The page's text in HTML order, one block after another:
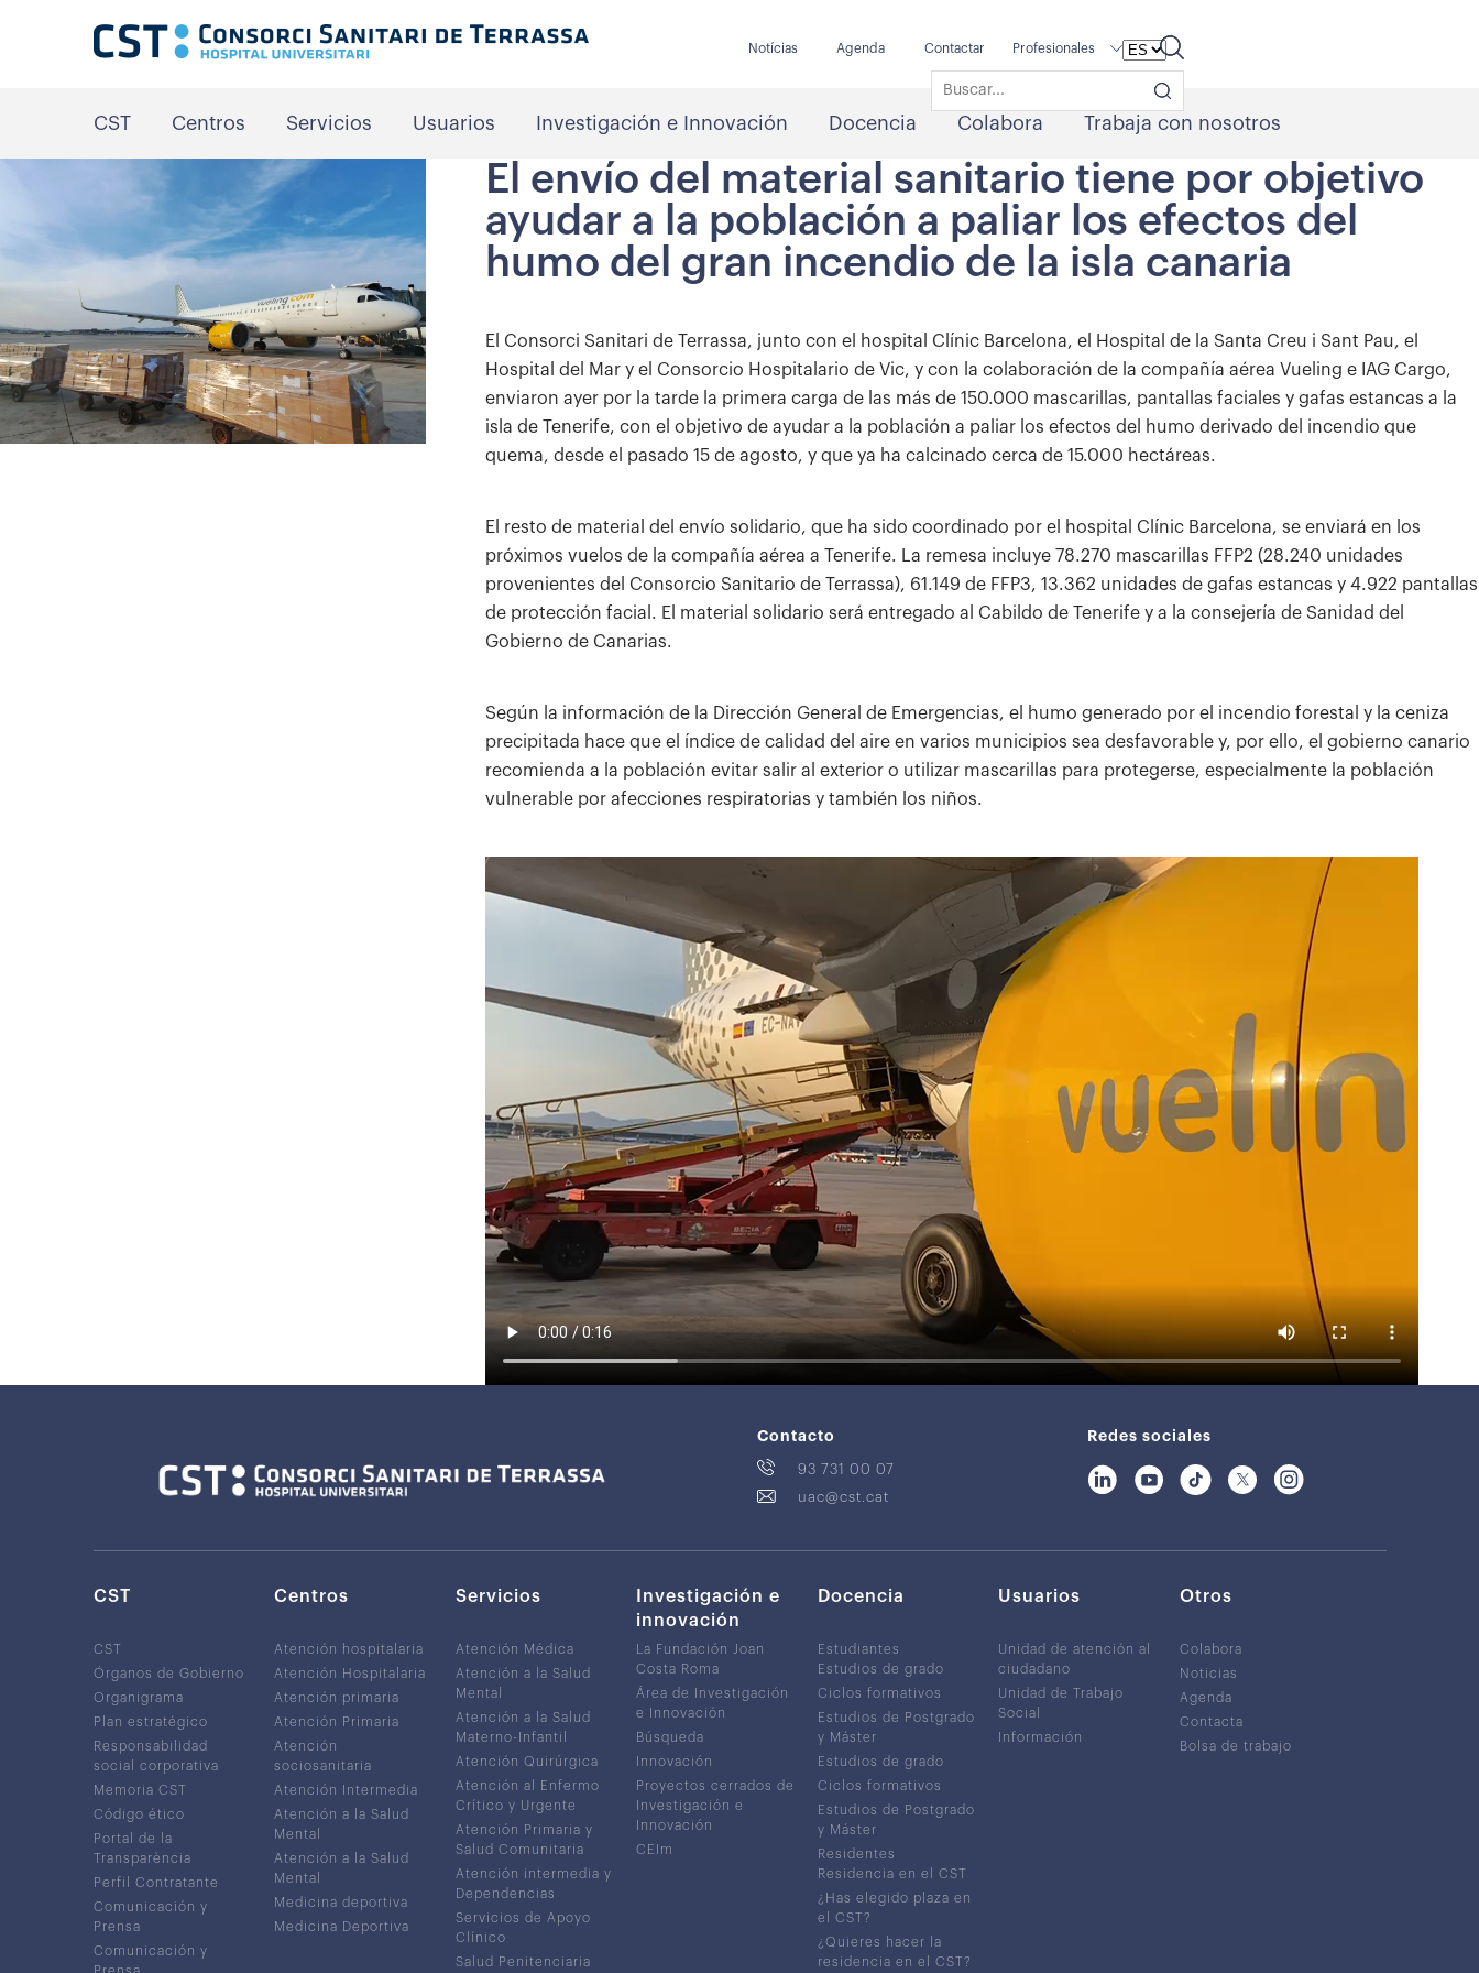
Notícias Agenda Contactar Profesionales
CST Centros Servicios Usuarios Investigación e Innovación Docencia Colabora Trabaja con nosotros
El envío del material sanitario tiene por objetivo
ayudar a la población a paliar los efectos del
humo del gran incendio de la isla canaria
El Consorci Sanitari de Terrassa, junto con el hospital Clínic Barcelona, el Hospital de la Santa Creu i Sant Pau, el
Hospital del Mar y el Consorcio Hospitalario de Vic, y con la colaboración de la compañía aérea Vueling e IAG Cargo,
enviaron ayer por la tarde la primera carga de las más de 150.000 mascarillas, pantallas faciales y gafas estancas a la
isla de Tenerife, con el objetivo de ayudar a la población a paliar los efectos del humo derivado del incendio que
quema, desde el pasado 15 de agosto, y que ya ha calcinado cerca de 15.000 hectáreas.
El resto de material del envío solidario, que ha sido coordinado por el hospital Clínic Barcelona, se enviará en los
próximos vuelos de la compañía aérea a Tenerife. La remesa incluye 78.270 mascarillas FFP2 (28.240 unidades
provenientes del Consorcio Sanitario de Terrassa), 61.149 de FFP3, 13.362 unidades de gafas estancas y 4.922 pantallas
de protección facial. El material solidario será entregado al Cabildo de Tenerife y a la consejería de Sanidad del
Gobierno de Canarias.
Según la información de la Dirección General de Emergencias, el humo generado por el incendio forestal y la ceniza
precipitada hace que el índice de calidad del aire en varios municipios sea desfavorable y, por ello, el gobierno canario
recomienda a la población evitar salir al exterior o utilizar mascarillas para protegerse, especialmente la población
vulnerable por afecciones respiratorias y también los niños.
Contacto
93 731 00 07
uac@cst.cat
Redes sociales
CST
CST
Órganos de Gobierno
Organigrama
Plan estratégico
Responsabilidad
social corporativa
Memoria CST
Código ético
Portal de la
Transparència
Perfil Contratante
Comunicación y
Prensa
Comunicación y
Centros
Atención hospitalaria
Atención Hospitalaria
Atención primaria
Atención Primaria
Atención
sociosanitaria
Atención Intermedia
Atención a la Salud
Mental
Atención a la Salud
Mental
Medicina deportiva
Medicina Deportiva
Servicios
Atención Médica
Atención a la Salud
Mental
Atención a la Salud
Materno-Infantil
Atención Quirúrgica
Atención al Enfermo
Crítico y Urgente
Atención Primaria y
Salud Comunitaria
Atención intermedia y
Dependencias
Servicios de Apoyo
Clínico
Salud Penitenciaria
Investigación e
innovación
La Fundación Joan
Costa Roma
Área de Investigación
e Innovación
Búsqueda
Innovación
Proyectos cerrados de
Investigación e
Innovación
CEIm
Docencia
Estudiantes
Estudios de grado
Ciclos formativos
Estudios de Postgrado
y Máster
Estudios de grado
Ciclos formativos
Estudios de Postgrado
y Máster
Residentes
Residencia en el CST
¿Has elegido plaza en
el CST?
¿Quieres hacer la
residencia en el CST?
Usuarios
Unidad de atención al
ciudadano
Unidad de Trabajo
Social
Información
Otros
Colabora
Noticias
Agenda
Contacta
Bolsa de trabajo